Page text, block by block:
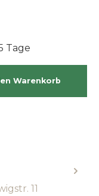
Tage
Warenkorb
11